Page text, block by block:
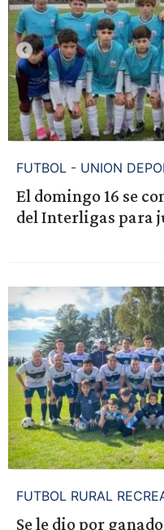
FUTBOL - UNION
El domingo 16 se
del Interligas para
FUTBOL RURAL
Se le dio por